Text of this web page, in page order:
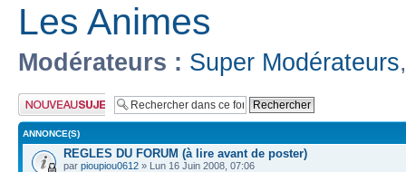
Les Animes
Modérateurs : Super Modérateurs
Publier un nouveau
sujet
ANNONCE(S)
REGLES DU FORUM (à lire avant de poster)
par pioupiou0612 » Lun 16 Juin 2008, 07:06